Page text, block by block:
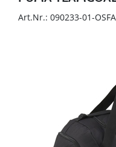
Art.Nr.: 090233-01-OSFA